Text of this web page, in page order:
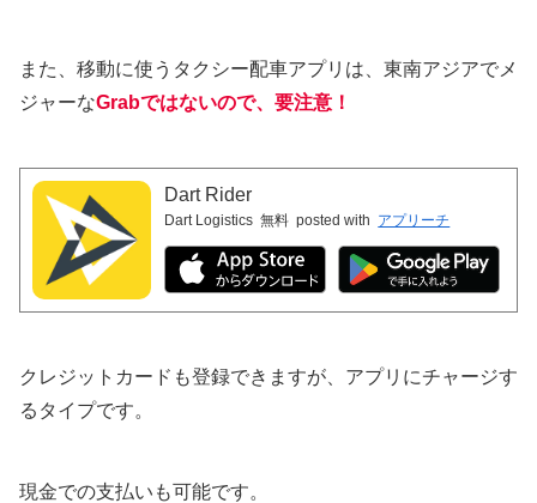
また、移動に使うタクシー配車アプリは、東南アジアでメ
ジャーなGrabではないので、要注意！
Dart Rider
Dart Logistics 無料 posted with アプリーチ
クレジットカードも登録できますが、アプリにチャージす
るタイプです。
現金での支払いも可能です。